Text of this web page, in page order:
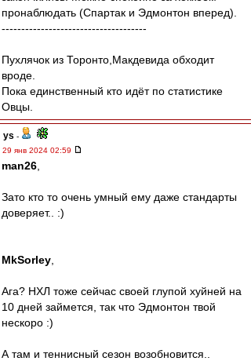
пронаблюдать (Спартак и Эдмонтон вперед).
-------------------------------------
Пухлячок из Торонто,Макдевида обходит
вроде.
Пока единственный кто идёт по статистике
Овцы.
ys -
29 янв 2024 02:59
man26
Зато кто то очень умный ему даже стандарты
доверяет.. :)
MkSorley
Ага? НХЛ тоже сейчас своей глупой хуйней на
10 дней займется, так что Эдмонтон твой
нескоро :)
А там и теннисный сезон возобновится..